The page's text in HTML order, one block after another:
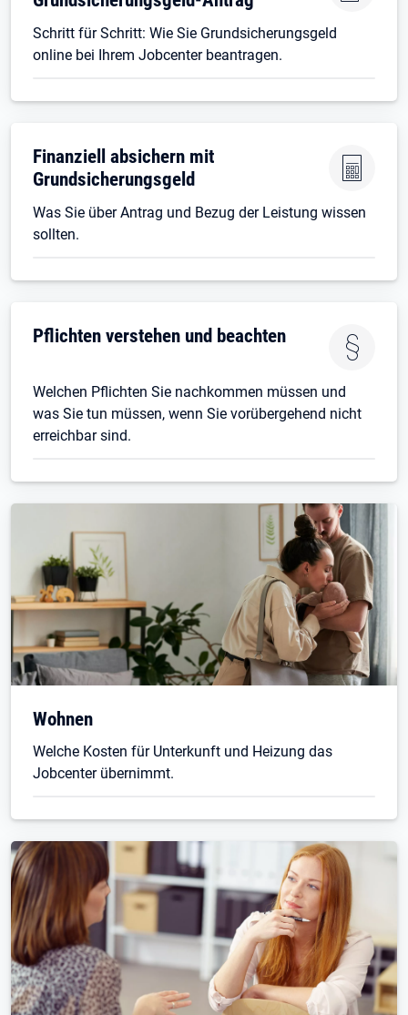
Schritt für Schritt: Wie Sie Grundsicherungsgeld
online bei Ihrem Jobcenter beantragen.
Finanziell absichern mit
Grundsicherungsgeld
Was Sie über Antrag und Bezug der Leistung wissen
sollten.
Pflichten verstehen und beachten
Welchen Pflichten Sie nachkommen müssen und
was Sie tun müssen, wenn Sie vorübergehend nicht
erreichbar sind.
Wohnen
Welche Kosten für Unterkunft und Heizung das
Jobcenter übernimmt.